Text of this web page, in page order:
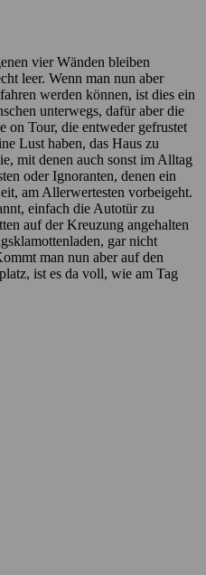
vier Wänden bleiben
leer. Wenn man nun aber
werden können, ist dies ein
unterwegs, dafür aber die
on Tour, die entweder gefrustet
Lust haben, das Haus zu
mit denen auch sonst im Alltag
oder Ignoranten, denen ein
am Allerwertesten vorbeigeht.
einfach die Autotür zu
auf der Kreuzung angehalten
gar nicht
man nun aber auf den
ist es da voll, wie am Tag